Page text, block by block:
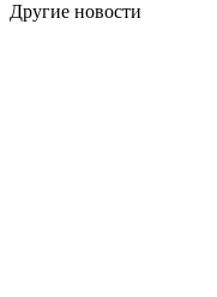
Другие новости